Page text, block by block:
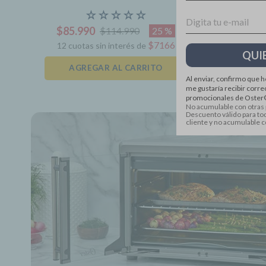
CKSTAF60WDDF
☆ ☆ ☆ ☆ ☆
$85.990 $114.990 25 %
12 cuotas sin interés de $7166
AGREGAR AL CARRITO
$119
12
Al enviar, confirmo que
me gustaría recibir
promocionales de
No acumulable con
Descuento válido para
cliente y no acumulable